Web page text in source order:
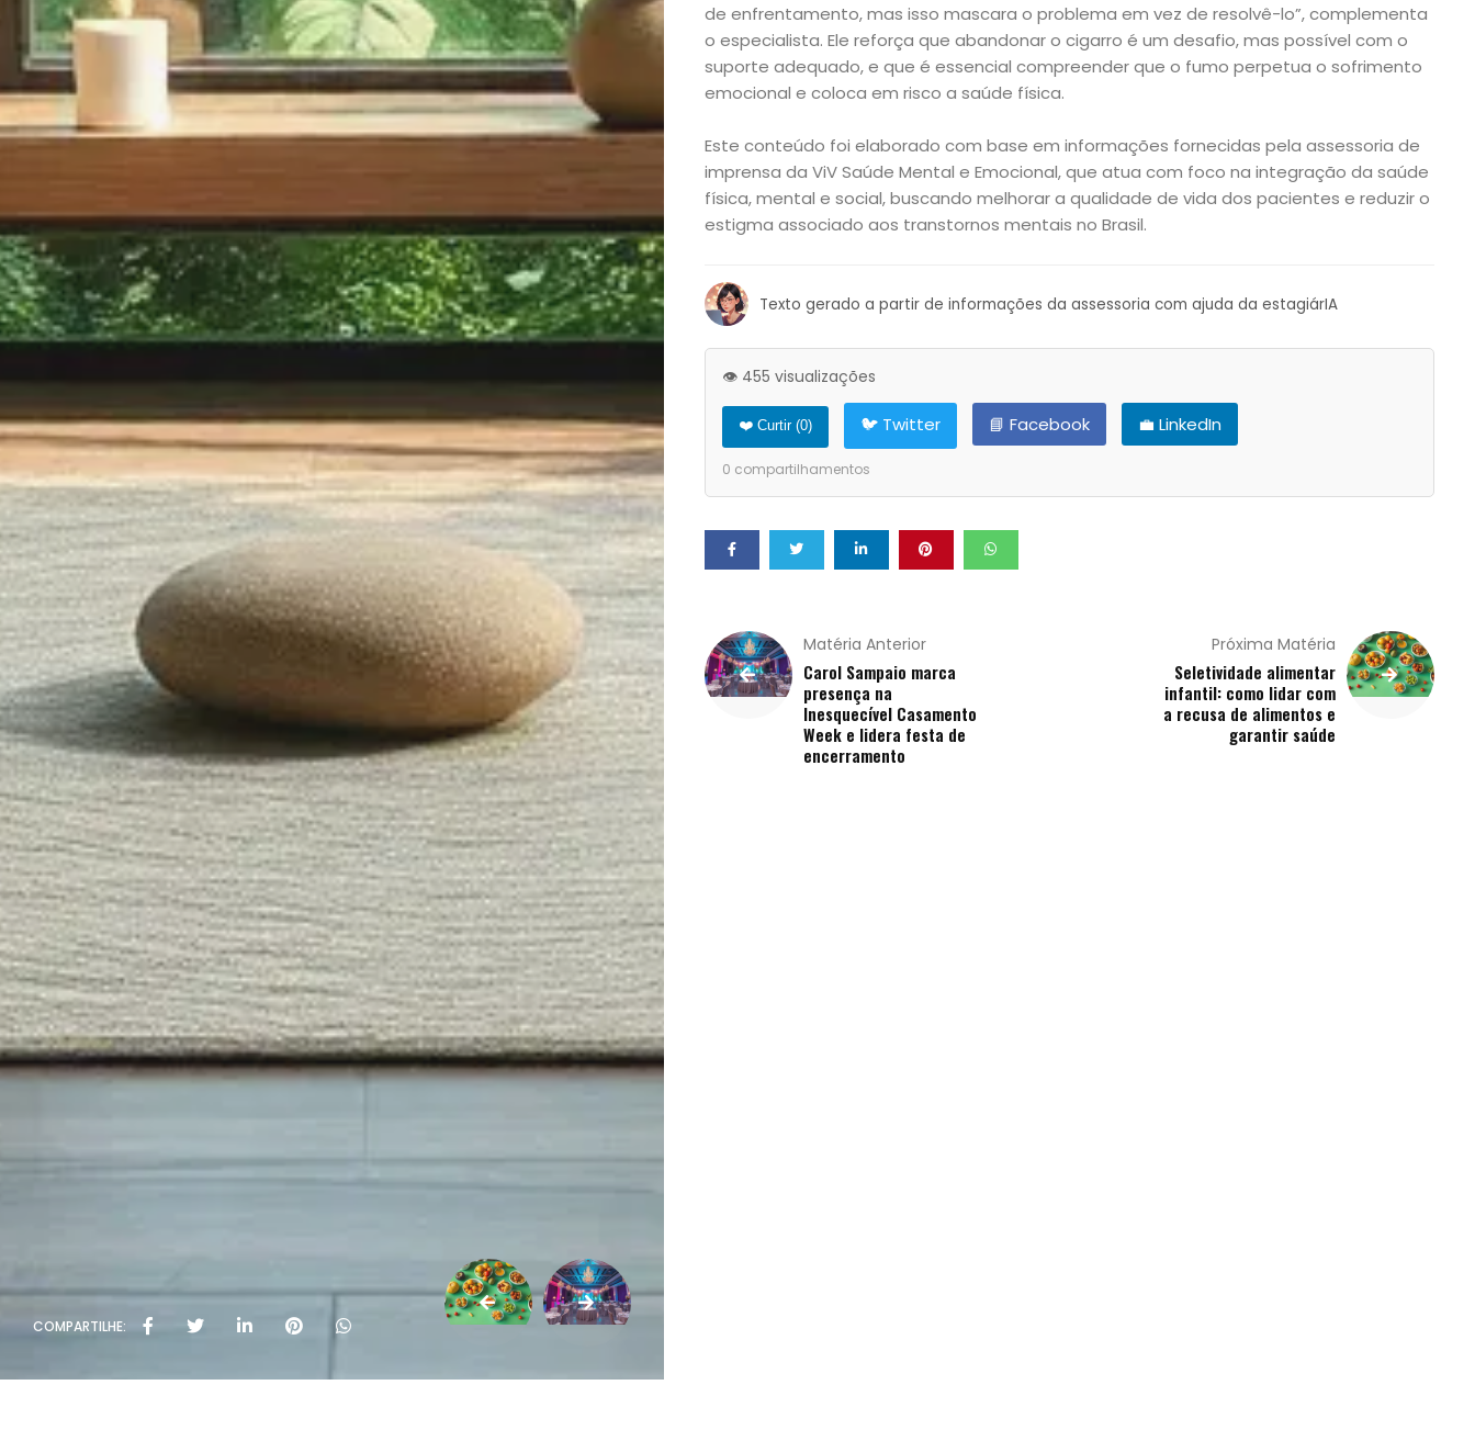
Decoração
Exclusiva
Homem
Mães
Filhos
Notícias
Opinião
Pets
Receitas
e
Qualidade
COMPARTILHE:
de enfrentamento, mas isso mascara o problema em vez de resolvê-lo”, complementa
o especialista. Ele reforça que abandonar o cigarro é um desafio, mas possível com o
suporte adequado, e que é essencial compreender que o fumo perpetua o sofrimento
emocional e coloca em risco a saúde física.
Este conteúdo foi elaborado com base em informações fornecidas pela assessoria de
imprensa da ViV Saúde Mental e Emocional, que atua com foco na integração da saúde
física, mental e social, buscando melhorar a qualidade de vida dos pacientes e reduzir o
estigma associado aos transtornos mentais no Brasil.
Texto gerado a partir de informações da assessoria com ajuda da estagiárIA
👁️ 455 visualizações
❤️ Curtir (0) 🐦 Twitter 📘 Facebook 💼 LinkedIn
0 compartilhamentos
Matéria Anterior
Carol Sampaio marca
presença na
Inesquecível Casamento
Week e lidera festa de
encerramento
Próxima Matéria
Seletividade alimentar
infantil: como lidar com
a recusa de alimentos e
garantir saúde